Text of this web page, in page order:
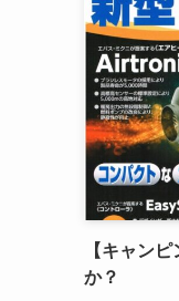
【キャン
か？